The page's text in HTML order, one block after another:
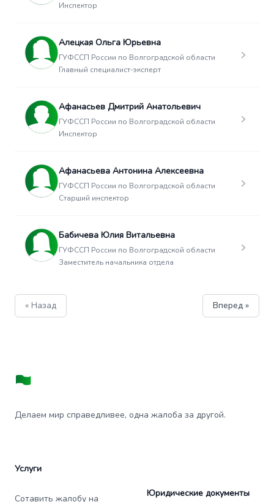
Инспектор
Алецкая Ольга Юрьевна
ГУФССП России по Волгоградской области
Главный специалист-эксперт
Афанасьев Дмитрий Анатольевич
ГУФССП России по Волгоградской области
Инспектор
Афанасьева Антонина Алексеевна
ГУФССП России по Волгоградской области
Старший инспектор
Бабичева Юлия Витальевна
ГУФССП России по Волгоградской области
Заместитель начальника отдела
« Назад Вперед »
Делаем мир справедливее, одна жалоба за другой.
Услуги
Сотавить жалобу на Юридические документы